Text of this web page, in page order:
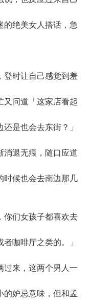
的绝美女人搭话，急
时让自己感觉到羞
又问道「这家店看起
是也会去东街？」
退无痕，随口应道
候也会去南边那几
们女孩子都喜欢去
咖啡厅之类的。」
来，这两个男人一
的妒忌意味，但和孟